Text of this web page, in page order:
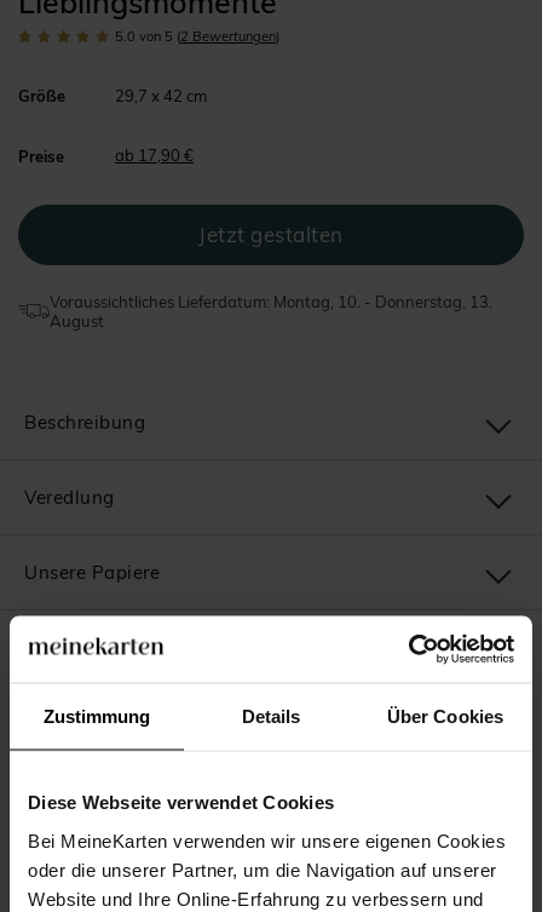
Zustimmung Details Über Cookies
Diese Webseite verwendet Cookies
Bei MeineKarten verwenden wir unsere eigenen Cookies
oder die unserer Partner, um die Navigation auf unserer
Website und Ihre Online-Erfahrung zu verbessern und
5.0 von 5 (2 Bewertungen)
Größe 29,7 x 42 cm
Preise ab 17,90 €
Voraussichtliches Lieferdatum: Montag, 10. - Donnerstag, 13.
August
Beschreibung
Veredlung
Unsere Papiere
Unsere Verpflichtungen